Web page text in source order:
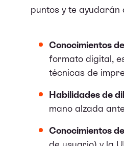
puntos y te
Conocimientos
formato digital,
técnicas de
Habilidades de
mano alzada
Conocimientos